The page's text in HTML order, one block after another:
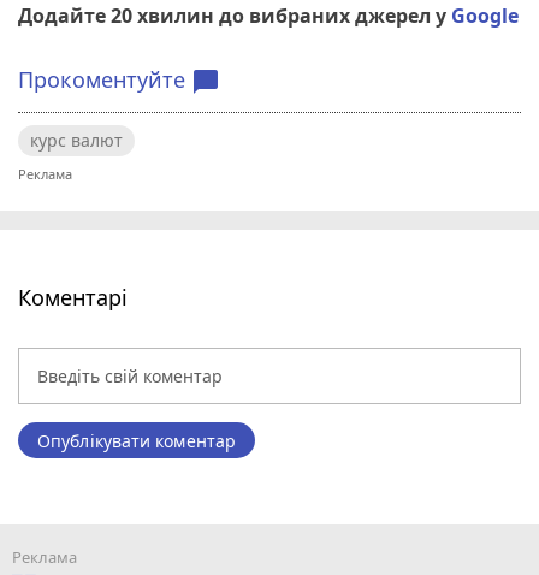
Додайте 20 хвилин до вибраних джерел у Google
Прокоментуйте chat_bubble
курс валют
Коментарі
Опублікувати коментар